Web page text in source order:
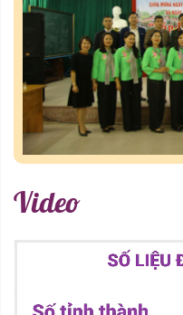
Video